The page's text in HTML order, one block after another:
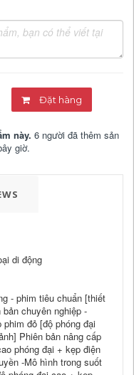
Đặt hàng
này. 6 người đã thêm sản
giờ.
di động
- phim tiêu chuẩn [thiết
chuyên nghiệp -
phim đỏ [độ phóng đại
Phiên bản nâng cấp
phóng đại + kẹp điện
-Mô hình trong suốt